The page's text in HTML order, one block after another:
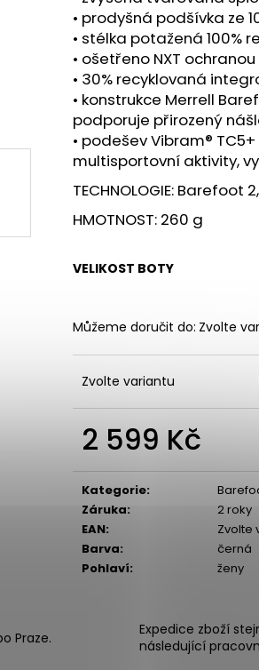
• prodyšná podšívka ze
• stélka potažená 100%
• ošetřeno NXT
• 30% recyklovaná
• konstrukce Merrell
podporuje přirozený
• podešev Vibram®
multisportovní aktivity,
TECHNOLOGIE: Barefoot
HMOTNOST: 260 g
VELIKOST BOTY
Můžeme doručit do: Zvolte
Zvolte variantu
2 599 Kč
Kategorie:
Záruka:
2 roky
EAN:
Zvolte
Barva:
černá
Pohlaví: ženy
Praze.
Expedice zboží
následující
3 - BÍLÁ
BOTY CRAFT
3 490 Kč